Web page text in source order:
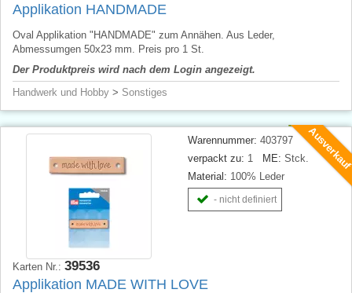
Applikation HANDMADE
Oval Applikation "HANDMADE" zum Annähen. Aus Leder,
Abmessumgen 50x23 mm. Preis pro 1 St.
Der Produktpreis wird nach dem Login angezeigt.
Handwerk und Hobby > Sonstiges
Warennummer: 403797
verpackt zu: 1 ME: Stck.
Material: 100% Leder
- nicht definiert
Karten Nr.: 39536
Applikation MADE WITH LOVE